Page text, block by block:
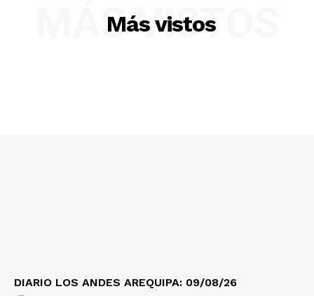
Más vistos
MÁS VISTOS
DIARIO LOS ANDES AREQUIPA: 09/08/26